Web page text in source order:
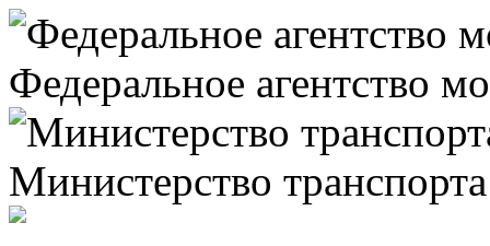
Федеральное агентство
Министерство